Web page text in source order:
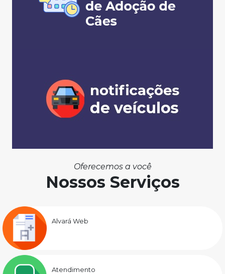
Oferecemos a você
Nossos Serviços
Alvará Web
Atendimento